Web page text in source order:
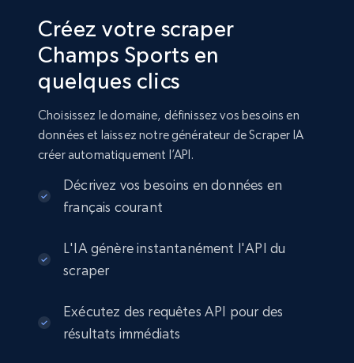
Créez votre scraper
Champs Sports en
quelques clics
Choisissez le domaine, définissez vos besoins en
données et laissez notre générateur de Scraper IA
créer automatiquement l’API.
Décrivez vos besoins en données en
français courant
L'IA génère instantanément l'API du
scraper
Exécutez des requêtes API pour des
résultats immédiats